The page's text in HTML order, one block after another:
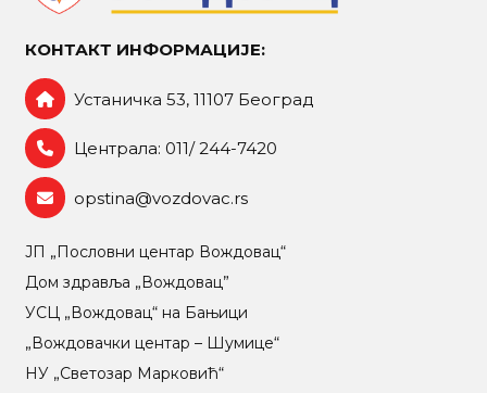
КОНТАКТ ИНФОРМАЦИЈЕ:
Устаничка 53, 11107 Београд
Централа: 011/ 244-7420
opstina@vozdovac.rs
ЈП „Пословни центар Вождовац“
Дом здравља „Вождовац”
УСЦ „Вождовац“ на Бањици
„Вождовачки центар – Шумице“
НУ „Светозар Марковић“